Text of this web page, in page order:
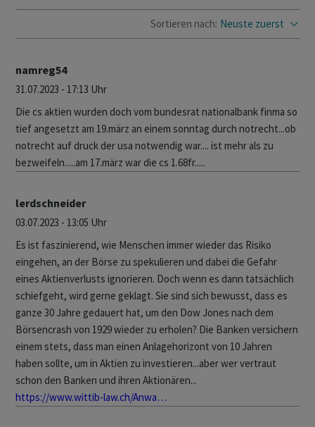
Sortieren nach: Neuste zuerst
namreg54
31.07.2023 - 17:13 Uhr
Die cs aktien wurden doch vom bundesrat nationalbank finma so
tief angesetzt am 19.märz an einem sonntag durch notrecht...ob
notrecht auf druck der usa notwendig war.... ist mehr als zu
bezweifeln.....am 17.märz war die cs 1.68fr.....
lerdschneider
03.07.2023 - 13:05 Uhr
Es ist faszinierend, wie Menschen immer wieder das Risiko
eingehen, an der Börse zu spekulieren und dabei die Gefahr
eines Aktienverlusts ignorieren. Doch wenn es dann tatsächlich
schiefgeht, wird gerne geklagt. Sie sind sich bewusst, dass es
ganze 30 Jahre gedauert hat, um den Dow Jones nach dem
Börsencrash von 1929 wieder zu erholen? Die Banken versichern
einem stets, dass man einen Anlagehorizont von 10 Jahren
haben sollte, um in Aktien zu investieren...aber wer vertraut
schon den Banken und ihren Aktionären...
https://www.wittib-law.ch/Anwa…